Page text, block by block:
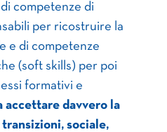
competenze di
per ricostruire la
e di competenze
(soft skills) per poi
formativi e
accettare davvero la
sociale,